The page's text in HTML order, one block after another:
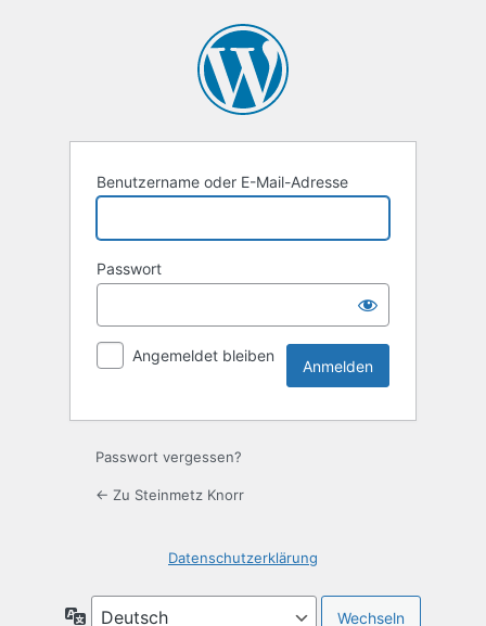
Benutzername oder E-Mail-Adresse
Passwort
Angemeldet bleiben
Passwort vergessen?
← Zu Steinmetz Knorr
Datenschutzerklärung
Sprache